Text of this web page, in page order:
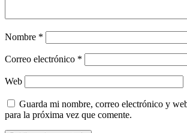
Nombre *
Correo electrónico *
Web
Guarda mi nombre, correo electrónico y
para la próxima vez que comente.